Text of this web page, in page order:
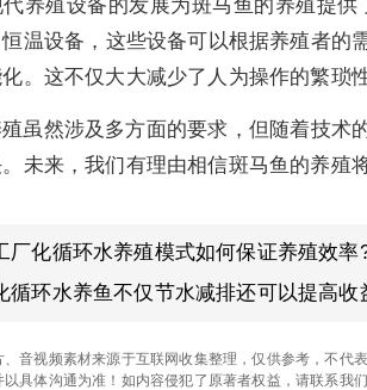
养殖设备的发展为斑马鱼的养殖提
温设备，这些设备可以根据养殖者的
。这不仅大大减少了人为操作的繁琐
虽然涉及多方面的要求，但随着技术
未来，我们有理由相信斑马鱼的养殖
厂化循环水养殖模式如何保证养殖效率
循环水养鱼不仅节水减排还可以提高收
音视频素材来源于互联网收集整理，仅供参考，不代
具体沟通为准！如内容侵犯了原著者权益，请联系我